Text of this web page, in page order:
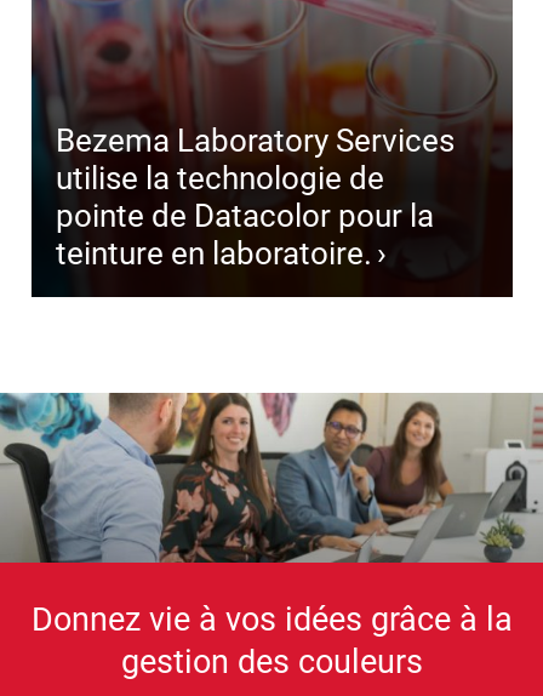
Bezema Laboratory Services
utilise la technologie de
pointe de Datacolor pour la
teinture en laboratoire.
Donnez vie à vos idées grâce à la
gestion des couleurs